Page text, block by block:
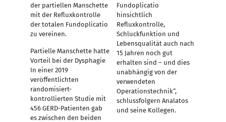
der partiellen Manschette
mit der Refluxkontrolle
der totalen Fundoplicatio
zu vereinen.
Partielle Manschette hatte
Vorteil bei der Dysphagie
In einer 2019
veröffentlichten
randomisiert-
kontrollierten Studie mit
456 GERD-Patienten gab
es zwischen den beiden
Fundoplicatio
hinsichtlich
Refluxkontrolle,
Schluckfunktion und
Lebensqualität auch nach
15 Jahren noch gut
erhalten sind – und dies
unabhängig von der
verwendeten
Operationstechnik“,
schlussfolgern Analatos
und seine Kollegen.